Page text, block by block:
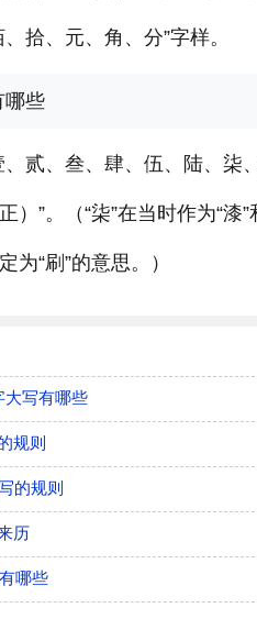
拾、元、角、分”字样。
些
贰、叁、肆、伍、陆、
）”。（“柒”在当时作为“
为“刷”的意思。）
大写有哪些
规则
的规则
历
哪些